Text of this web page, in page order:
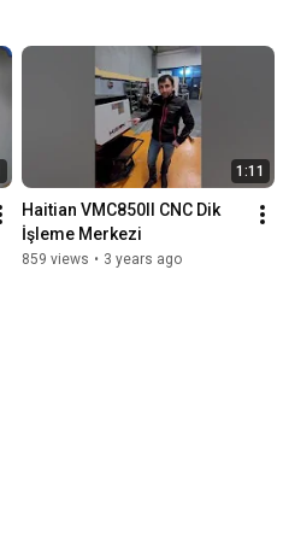
1:11
Haitian VMC850II CNC Dik
İşleme Merkezi
859 views • 3 years ago